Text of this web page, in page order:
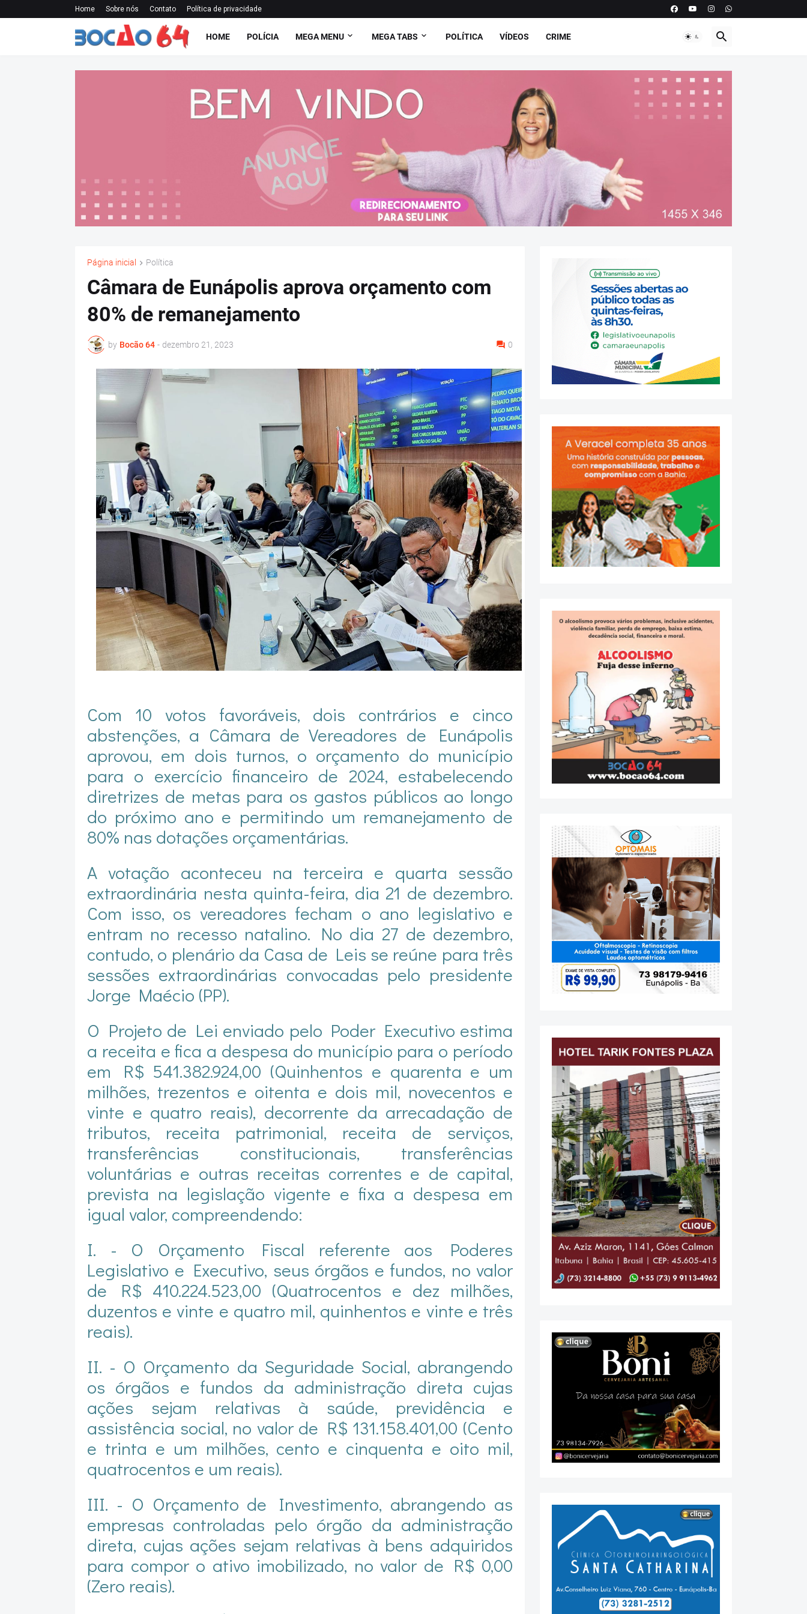
Home Sobre nós Contato Política de privacidade
HOME POLÍCIA MEGA MENU MEGA TABS POLÍTICA VÍDEOS CRIME
Página inicial Política
Câmara de Eunápolis aprova orçamento com
80% de remanejamento
by Bocão 64 - dezembro 21, 2023 0
Com 10 votos favoráveis, dois contrários e cinco
abstenções, a Câmara de Vereadores de Eunápolis
aprovou, em dois turnos, o orçamento do município
para o exercício financeiro de 2024, estabelecendo
diretrizes de metas para os gastos públicos ao longo
do próximo ano e permitindo um remanejamento de
80% nas dotações orçamentárias.
A votação aconteceu na terceira e quarta sessão
extraordinária nesta quinta-feira, dia 21 de dezembro.
Com isso, os vereadores fecham o ano legislativo e
entram no recesso natalino. No dia 27 de dezembro,
contudo, o plenário da Casa de Leis se reúne para três
sessões extraordinárias convocadas pelo presidente
Jorge Maécio (PP).
O Projeto de Lei enviado pelo Poder Executivo estima
a receita e fica a despesa do município para o período
em R$ 541.382.924,00 (Quinhentos e quarenta e um
milhões, trezentos e oitenta e dois mil, novecentos e
vinte e quatro reais), decorrente da arrecadação de
tributos, receita patrimonial, receita de serviços,
transferências constitucionais, transferências
voluntárias e outras receitas correntes e de capital,
prevista na legislação vigente e fixa a despesa em
igual valor, compreendendo:
I. - O Orçamento Fiscal referente aos Poderes
Legislativo e Executivo, seus órgãos e fundos, no valor
de R$ 410.224.523,00 (Quatrocentos e dez milhões,
duzentos e vinte e quatro mil, quinhentos e vinte e três
reais).
II. - O Orçamento da Seguridade Social, abrangendo
os órgãos e fundos da administração direta cujas
ações sejam relativas à saúde, previdência e
assistência social, no valor de R$ 131.158.401,00 (Cento
e trinta e um milhões, cento e cinquenta e oito mil,
quatrocentos e um reais).
III. - O Orçamento de Investimento, abrangendo as
empresas controladas pelo órgão da administração
direta, cujas ações sejam relativas à bens adquiridos
para compor o ativo imobilizado, no valor de R$ 0,00
(Zero reais).